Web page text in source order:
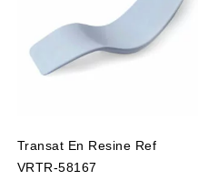
Transat En Resine Ref
VRTR-58167